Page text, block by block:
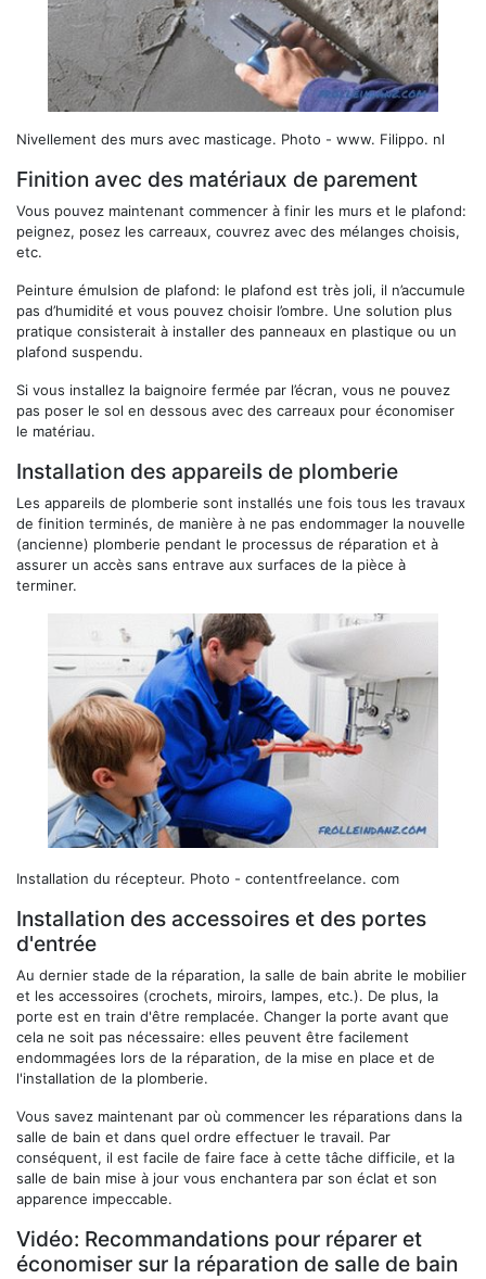
Nivellement des murs avec masticage. Photo - www. Filippo. nl
Finition avec des matériaux de parement
Vous pouvez maintenant commencer à finir les murs et le plafond:
peignez, posez les carreaux, couvrez avec des mélanges choisis,
etc.
Peinture émulsion de plafond: le plafond est très joli, il n’accumule
pas d’humidité et vous pouvez choisir l’ombre. Une solution plus
pratique consisterait à installer des panneaux en plastique ou un
plafond suspendu.
Si vous installez la baignoire fermée par l’écran, vous ne pouvez
pas poser le sol en dessous avec des carreaux pour économiser
le matériau.
Installation des appareils de plomberie
Les appareils de plomberie sont installés une fois tous les travaux
de finition terminés, de manière à ne pas endommager la nouvelle
(ancienne) plomberie pendant le processus de réparation et à
assurer un accès sans entrave aux surfaces de la pièce à
terminer.
Installation du récepteur. Photo - contentfreelance. com
Installation des accessoires et des portes
d'entrée
Au dernier stade de la réparation, la salle de bain abrite le mobilier
et les accessoires (crochets, miroirs, lampes, etc.). De plus, la
porte est en train d'être remplacée. Changer la porte avant que
cela ne soit pas nécessaire: elles peuvent être facilement
endommagées lors de la réparation, de la mise en place et de
l'installation de la plomberie.
Vous savez maintenant par où commencer les réparations dans la
salle de bain et dans quel ordre effectuer le travail. Par
conséquent, il est facile de faire face à cette tâche difficile, et la
salle de bain mise à jour vous enchantera par son éclat et son
apparence impeccable.
Vidéo: Recommandations pour réparer et
économiser sur la réparation de salle de bain